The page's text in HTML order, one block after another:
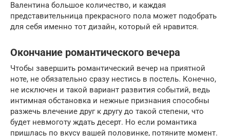
Валентина большое количество, и каждая
представительница прекрасного пола может подобрать
для себя именно тот дизайн, который ей нравится.
Окончание романтического вечера
Чтобы завершить романтический вечер на приятной
ноте, не обязательно сразу нестись в постель. Конечно,
не исключен и такой вариант развития событий, ведь
интимная обстановка и нежные признания способны
разжечь влечение друг к другу до такой степени, что
будет невмоготу ждать десерт. Но если романтика
пришлась по вкусу вашей половинке, потяните момент.